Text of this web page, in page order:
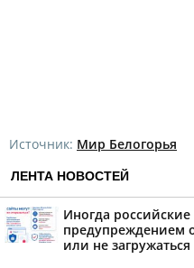
Источник: Мир Белогорья
ЛЕНТА НОВОСТЕЙ
Иногда российские
предупреждением
или не загружаться